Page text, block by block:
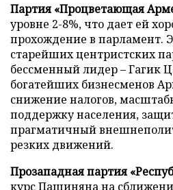
Партия «Процветающая
уровне 2-8%, что дает ей
прохождение в парламент.
старейших центристских
бессменный лидер – Гагик
богатейших бизнесменов
снижение налогов,
поддержку населения,
прагматичный
резких движений.
Прозападная партия
курс Пашиняна на